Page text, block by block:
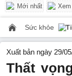
Mới nhất
Sức khỏe
Xuất bản ngày 29/
Thất